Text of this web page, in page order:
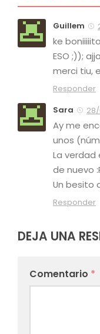
Guillem
ke
ESO ;));
merci tiu, e
Responder
Sara
Ay me
unos
La verdad
de nuevo
Un besito
Responder
DEJA UNA
Comentario *